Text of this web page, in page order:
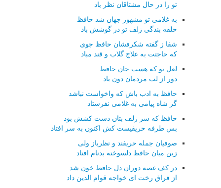
تو را در حال مشتاقان نظر باد
به غلامی تو مشهور جهان شد حافظ
حلقه بندگی زلف تو در گوشش باد
شفا ز گفته شکرفشان حافظ جوی
که حاجتت به علاج گلاب و قند مباد
لعل تو که هست جان حافظ
دور از لب مردمان دون باد
حافظ به ادب باش که واخواست نباشد
گر شاه پیامی به غلامی نفرستاد
حافظ که سر زلف بتان دست کشش بود
بس طرفه حریفیست کش اکنون به سر افتاد
صوفیان جمله حریفند و نظرباز ولی
زین میان حافظ دلسوخته بدنام افتاد
در کف غصه دوران دل حافظ خون شد
از فراق رخت ای خواجه قوام الدین داد